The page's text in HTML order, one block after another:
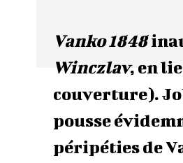
Vanko 1848
Winczlav, en
couverture).
pousse
péripéties de